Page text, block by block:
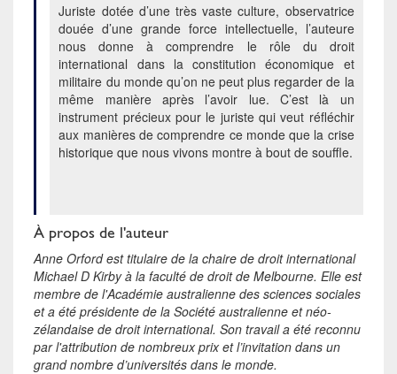
Juriste dotée d’une très vaste culture, observatrice
douée d’une grande force intellectuelle, l’auteure
nous donne à comprendre le rôle du droit
international dans la constitution économique et
militaire du monde qu’on ne peut plus regarder de la
même manière après l’avoir lue. C’est là un
instrument précieux pour le juriste qui veut réfléchir
aux manières de comprendre ce monde que la crise
historique que nous vivons montre à bout de souffle.
À propos de l'auteur
Anne Orford est titulaire de la chaire de droit international
Michael D Kirby à la faculté de droit de Melbourne. Elle est
membre de l'Académie australienne des sciences sociales
et a été présidente de la Société australienne et néo-
zélandaise de droit international. Son travail a été reconnu
par l'attribution de nombreux prix et l’invitation dans un
grand nombre d’universités dans le monde.